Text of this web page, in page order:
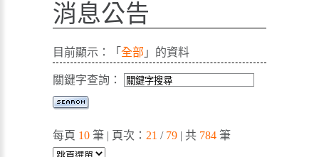
消息公告
目前顯示：「 全部 」的資料
關鍵字查詢：
每頁 10 筆 | 頁次： 21 / 79 | 共 784 筆